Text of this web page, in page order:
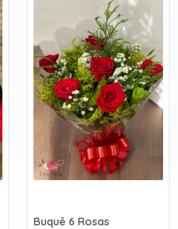
Buquê 6 Rosas